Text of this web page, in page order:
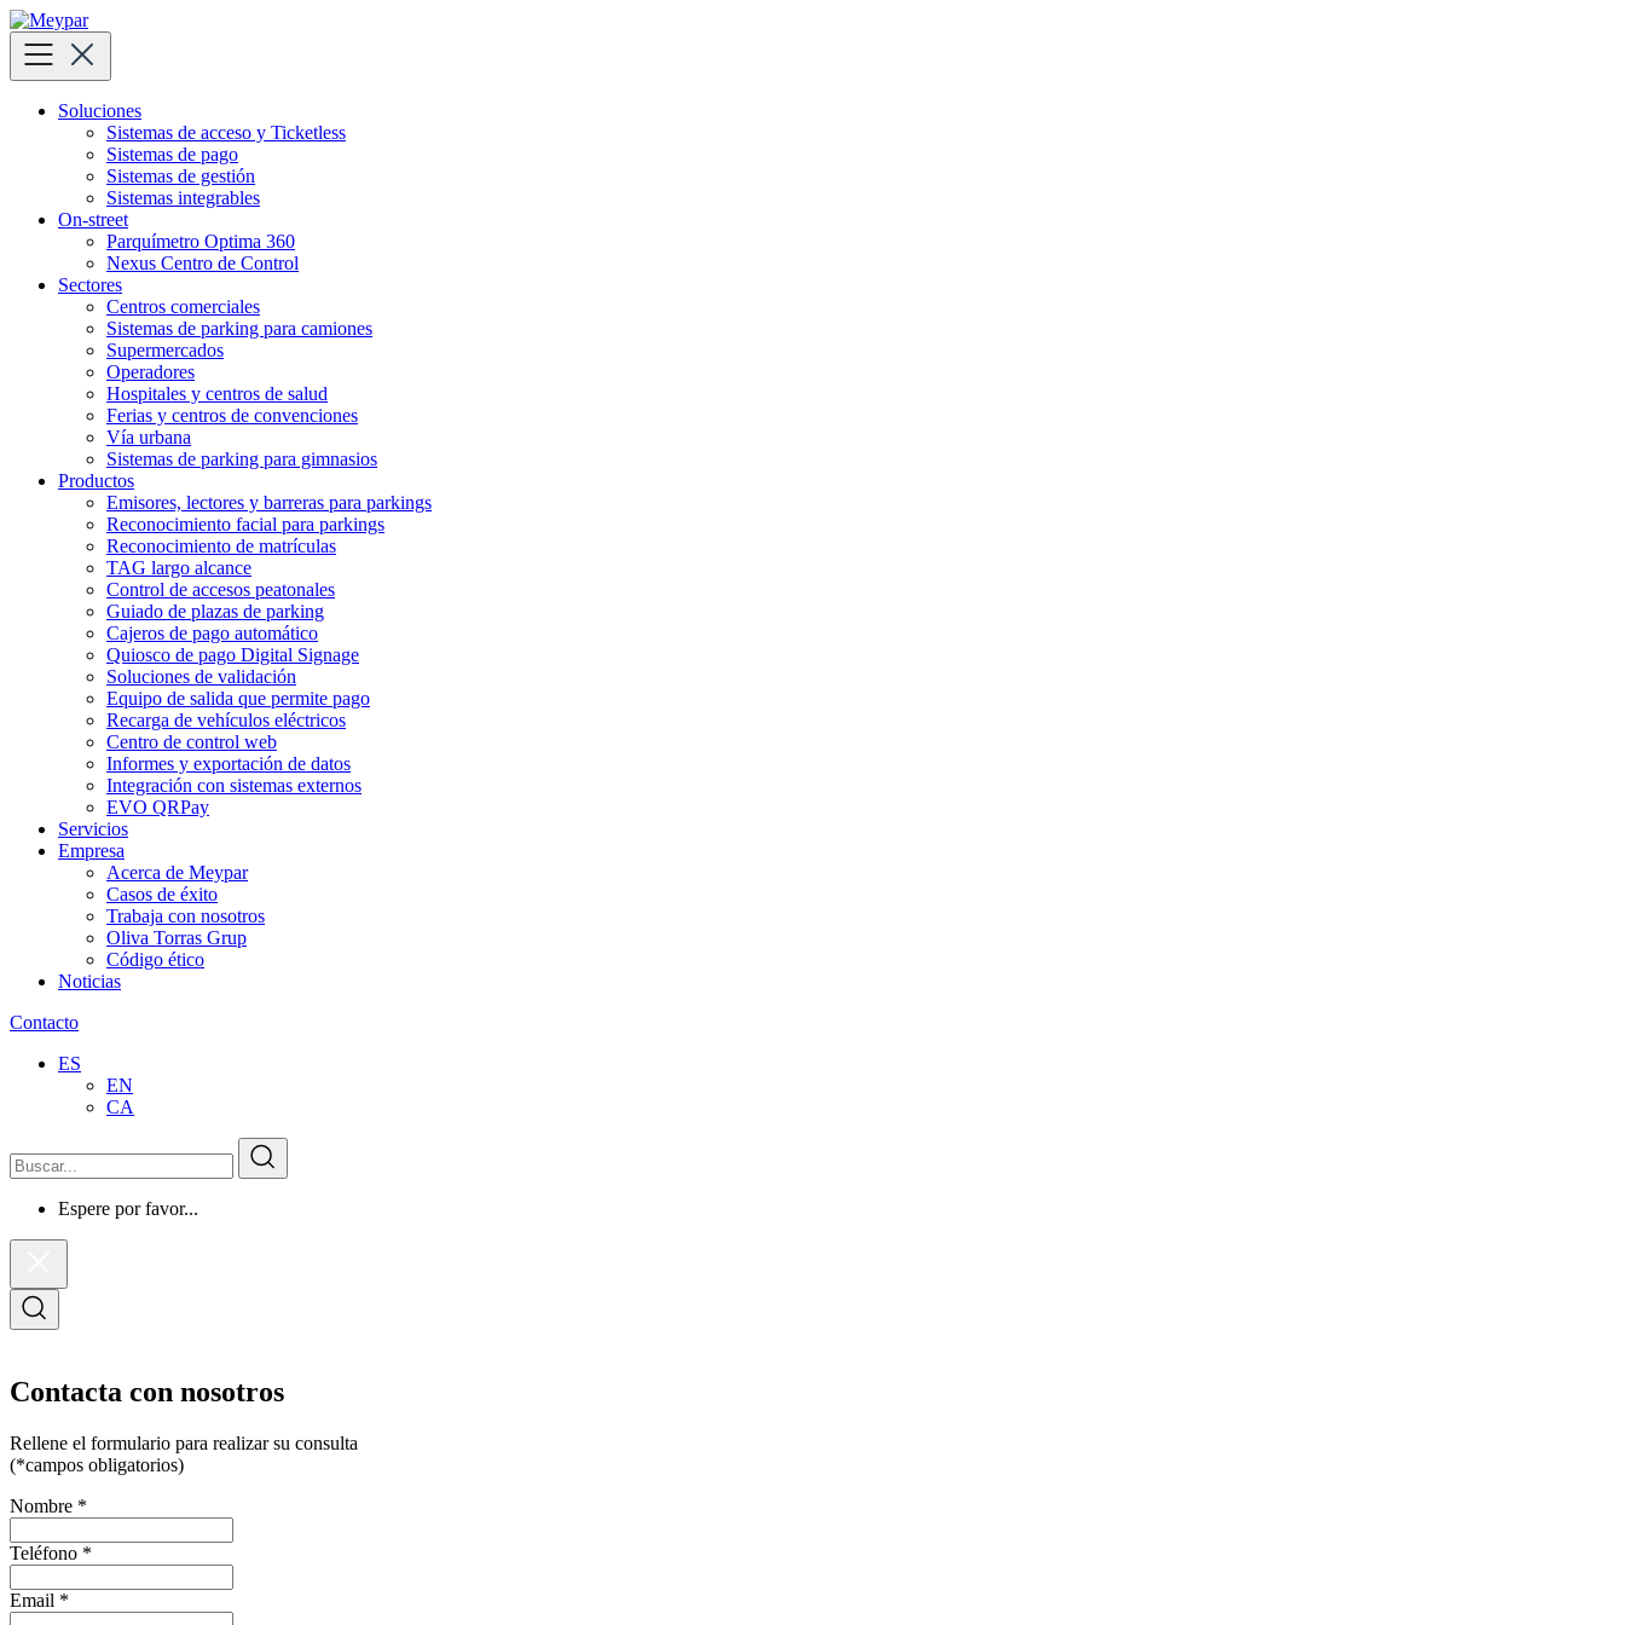
Skip
to
content
Soluciones
Sistemas de acceso y Ticketless
Sistemas de pago
Sistemas de gestión
Sistemas integrables
On-street
Parquímetro Optima 360
Nexus Centro de Control
Sectores
Centros comerciales
Sistemas de parking para camiones
Supermercados
Operadores
Hospitales y centros de salud
Ferias y centros de convenciones
Vía urbana
Sistemas de parking para gimnasios
Productos
Emisores, lectores y barreras para parkings
Reconocimiento facial para parkings
Reconocimiento de matrículas
TAG largo alcance
Control de accesos peatonales
Guiado de plazas de parking
Cajeros de pago automático
Quiosco de pago Digital Signage
Soluciones de validación
Equipo de salida que permite pago
Recarga de vehículos eléctricos
Centro de control web
Informes y exportación de datos
Integración con sistemas externos
EVO QRPay
Servicios
Empresa
Acerca de Meypar
Casos de éxito
Trabaja con nosotros
Oliva Torras Grup
Código ético
Noticias
Contacto
ES
EN
CA
Buscar
Espere por favor...
formulario
de
búsqueda
Abrir
el
Contacta con nosotros
Rellene el formulario para realizar su consulta
(*campos obligatorios)
Nombre *
Teléfono *
Email *